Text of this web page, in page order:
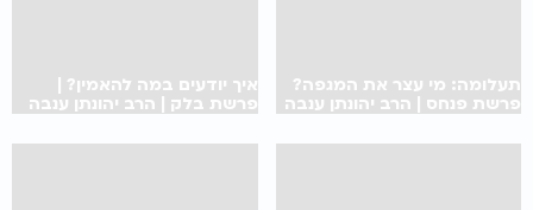
תעלומה: מי עצר את המגפה?
פרשת פנחס | הרב יהונתן ענבה
איך יודעים במה להאמין? |
פרשת בלק | הרב יהונתן ענבה